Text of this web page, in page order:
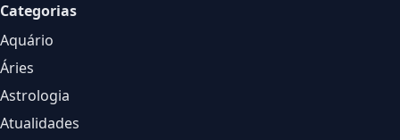
Categorias
Aquário
Áries
Astrologia
Atualidades